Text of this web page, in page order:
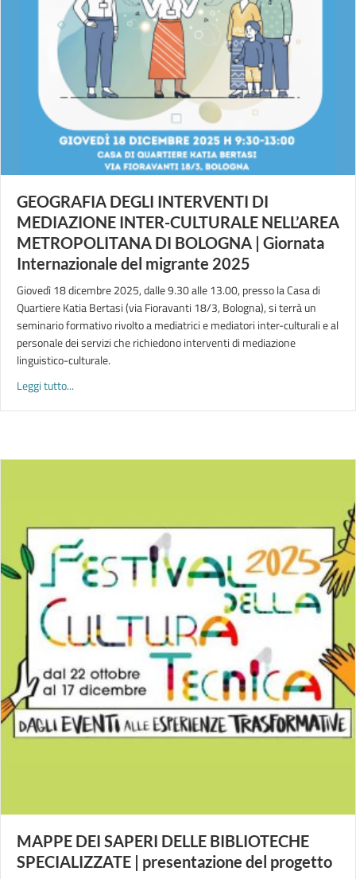
GEOGRAFIA DEGLI INTERVENTI DI
MEDIAZIONE INTER-CULTURALE NELL’AREA
METROPOLITANA DI BOLOGNA | Giornata
Internazionale del migrante 2025
Giovedì 18 dicembre 2025, dalle 9.30 alle 13.00, presso la Casa di
Quartiere Katia Bertasi (via Fioravanti 18/3, Bologna), si terrà un
seminario formativo rivolto a mediatrici e mediatori inter-culturali e al
personale dei servizi che richiedono interventi di mediazione
linguistico-culturale.
Leggi tutto...
MAPPE DEI SAPERI DELLE BIBLIOTECHE
SPECIALIZZATE | presentazione del progetto